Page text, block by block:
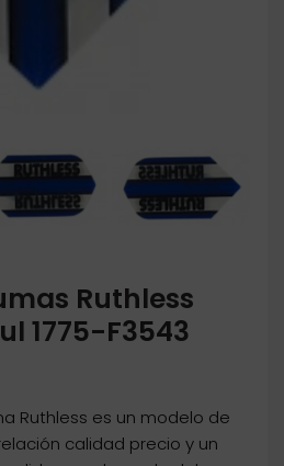
Ruthless
1775-F3543
Ruthless es un modelo de
calidad precio y un